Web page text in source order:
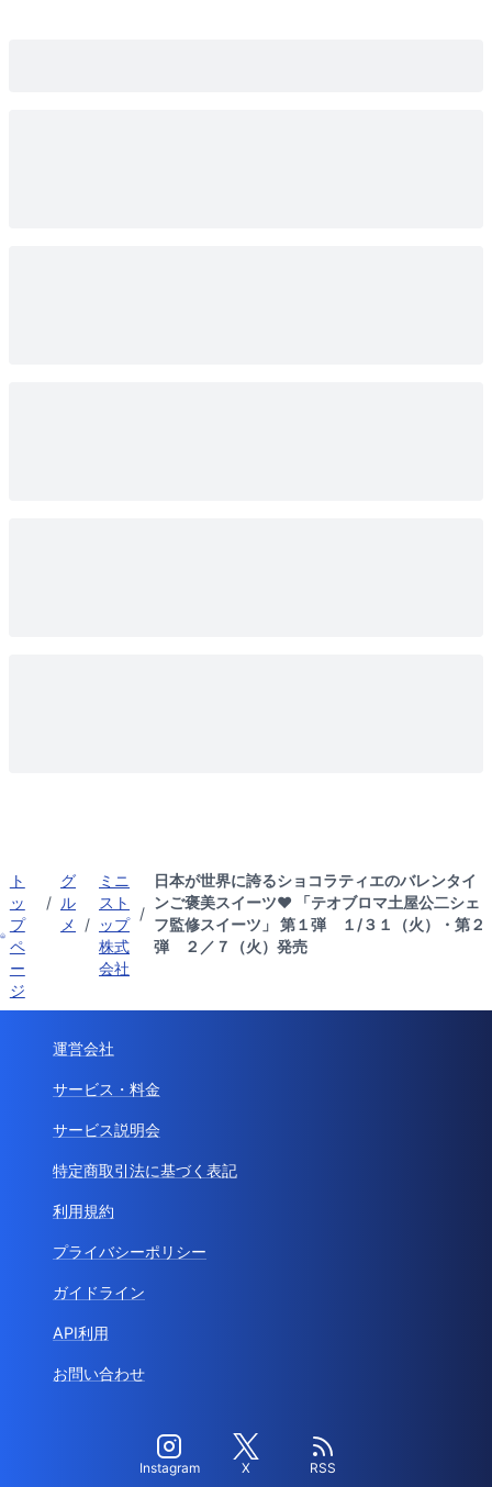
ト
ッ
プ
ペ
ー
ジ
/
グ
ル
メ
/
ミニ
スト
ップ
株式
会社
/
日本が世界に誇るショコラティエのバレンタイ
ンご褒美スイーツ♥ 「テオブロマ土屋公二シェ
フ監修スイーツ」 第１弾 １/３１（火）・第２
弾 ２／７（火）発売
運営会社
サービス・料金
サービス説明会
特定商取引法に基づく表記
利用規約
プライバシーポリシー
ガイドライン
API利用
お問い合わせ
Instagram X RSS